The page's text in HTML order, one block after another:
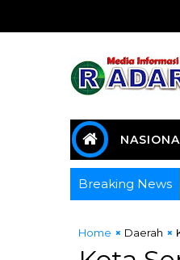
Breaking News
Home Daerah